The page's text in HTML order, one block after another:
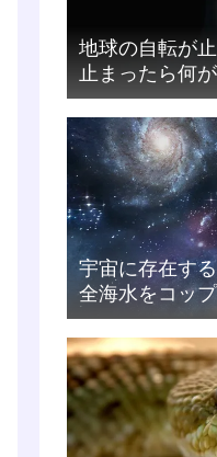
地球の自転が
止まったら何
宇宙に存在す
全海水をコッ